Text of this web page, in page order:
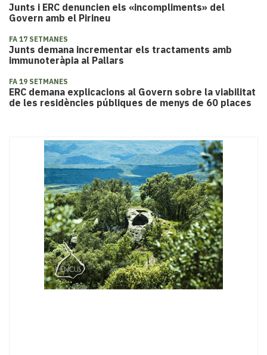
​Junts i ERC denuncien els «incompliments» del
Govern amb el Pirineu
FA 17 SETMANES
Junts demana incrementar els tractaments amb
immunoteràpia al Pallars
FA 19 SETMANES
ERC demana explicacions al Govern sobre la viabilitat
de les residències públiques de menys de 60 places